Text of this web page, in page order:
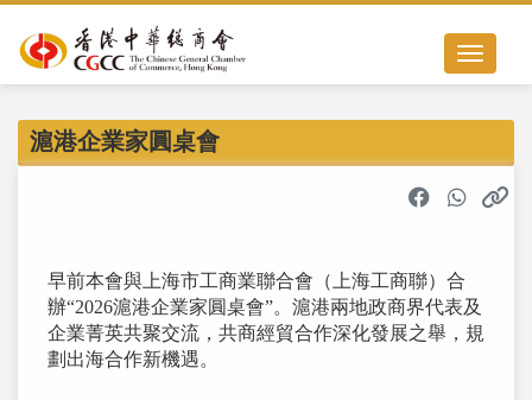
Toggle
滬港企業家圓桌會
早前本會與上海市工商業聯合會（上海工商聯）合
辦“2026滬港企業家圓桌會”。滬港兩地政商界代表及
企業菁英共聚交流，共商經貿合作深化發展之舉，規
劃出海合作新機遇。